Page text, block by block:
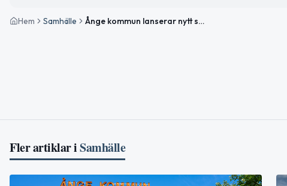
Hem Samhälle Ånge kommun lanserar nytt system för felanmälan av gatubelysning
Fler artiklar iSamhälle